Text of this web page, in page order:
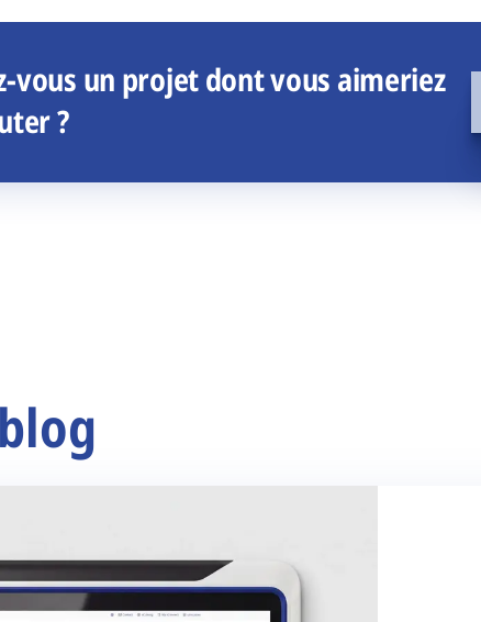
vous un projet dont vous aimeriez
?